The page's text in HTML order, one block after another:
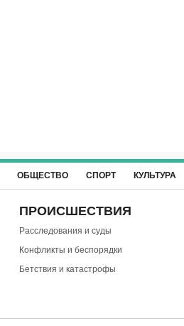
ОБЩЕСТВО СПОРТ КУЛЬТУРА
ПРОИСШЕСТВИЯ
Расследования и суды
Конфликты и беспорядки
Бетствия и катастрофы